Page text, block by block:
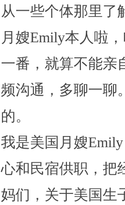
从一些个体那里了
月嫂Emily本人啦
一番，就算不能亲
频沟通，多聊一聊
的。
我是美国月嫂
心和民宿供职，把
妈们，关于美国生